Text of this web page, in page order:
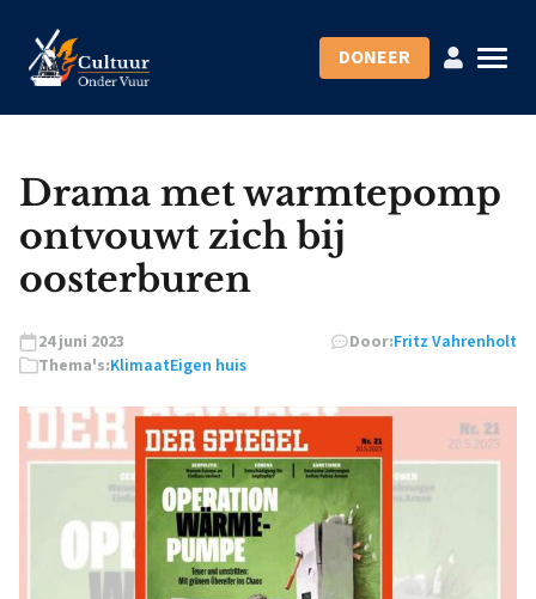
DONEER
Drama met warmtepomp
ontvouwt zich bij
oosterburen
24 juni 2023 Door:Fritz Vahrenholt
Thema's:KlimaatEigen huis